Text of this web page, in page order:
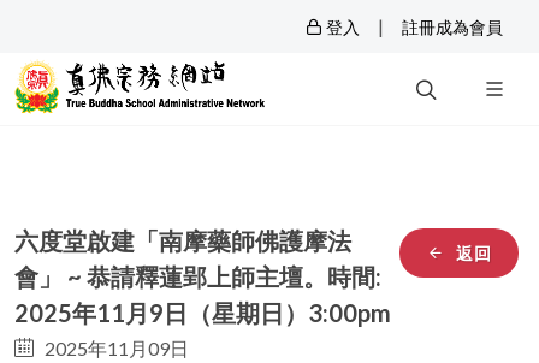
登入 | 註冊成為會員
返回
六度堂啟建「南摩藥師佛護摩法
會」 ~ 恭請釋蓮郢上師主壇。時間:
2025年11月9日（星期日）3:00pm
2025年11月09日